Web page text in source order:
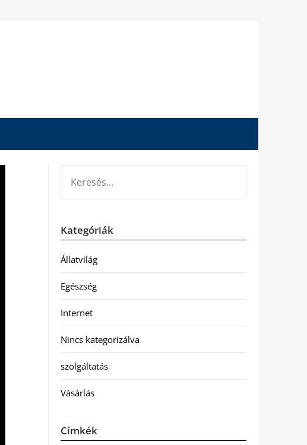
Kategóriák
Állatvilág
Egészség
Internet
Nincs kategorizálva
szolgáltatás
Vásárlás
Címkék